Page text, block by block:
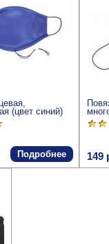
(цвет синий)
Подробнее 149